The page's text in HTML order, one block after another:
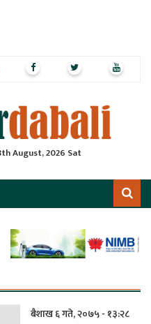
August, 2026 Sat
बैशाख ६ गते, २०७५ - १३:२८